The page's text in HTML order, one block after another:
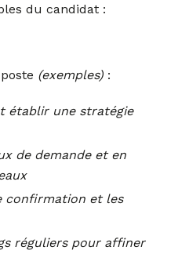
du candidat :
(exemples) :
établir une stratégie
de demande et en
confirmation et les
réguliers pour affiner